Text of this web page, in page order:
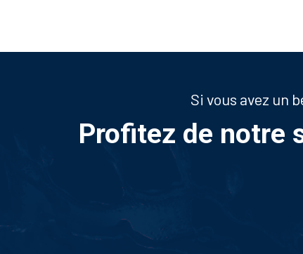
Si vous avez un
Profitez de notre